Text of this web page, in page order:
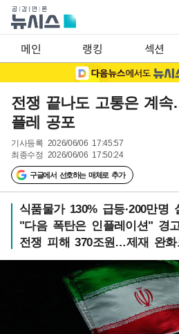
메인 랭킹 섹션
전쟁 끝나도 고통은 계
플레 공포
기사등록 2026/06/06 17:45:57
최종수정 2026/06/06 17:50:24
구글에서 선호하는 매체로 추가
식품물가 130% 급등·200만명
"다음 폭탄은 인플레이션" 경
전쟁 피해 370조원…제재 완